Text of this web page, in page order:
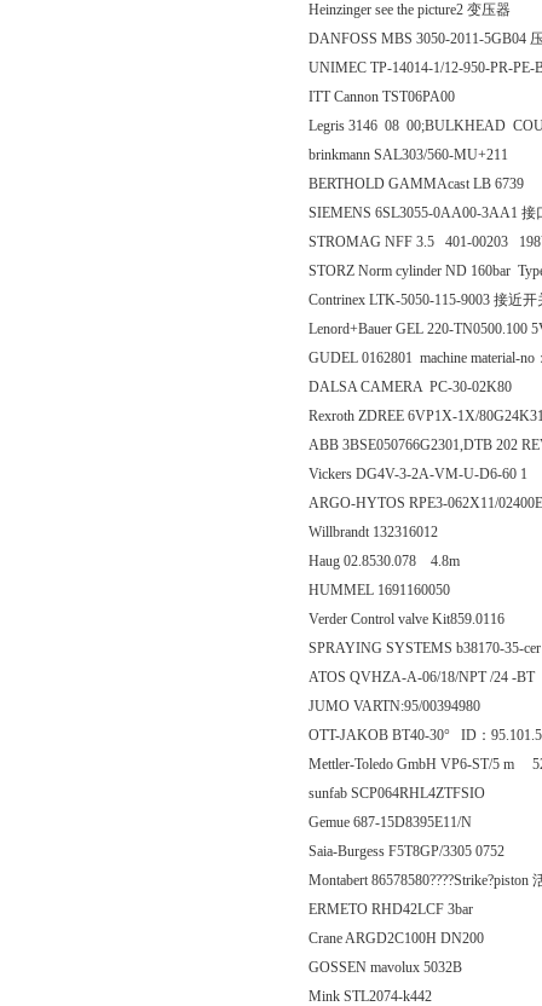
Heinzinger see the picture2 变压器
DANFOSS MBS 3050-2011-5GB04
UNIMEC TP-14014-1/12-950-PR-
ITT Cannon TST06PA00
Legris 3146 08 00;BULKHEAD
brinkmann SAL303/560-MU+211
BERTHOLD GAMMAcast LB 6739
SIEMENS 6SL3055-0AA00-3AA1 接
STROMAG NFF 3.5 401-00203
STORZ Norm cylinder ND 160bar
Contrinex LTK-5050-115-9003 接近开
Lenord+Bauer GEL 220-TN0500.100
GUDEL 0162801 machine material-no
DALSA CAMERA PC-30-02K80
Rexroth ZDREE 6VP1X-1X/
ABB 3BSE050766G2301,DTB 202
Vickers DG4V-3-2A-VM-U-D6-60 1
ARGO-HYTOS RPE3-062X11/
Willbrandt 132316012
Haug 02.8530.078 4.8m
HUMMEL 1691160050
Verder Control valve Kit859.0116
SPRAYING SYSTEMS b38170-35-
ATOS QVHZA-A-06/18/NPT /24 -
JUMO VARTN:95/00394980
OTT-JAKOB BT40-30° ID：
Mettler-Toledo GmbH VP6-ST/5 m
sunfab SCP064RHL4ZTFSIO
Gemue 687-15D8395E11/N
Saia-Burgess F5T8GP/3305 0752
Montabert 86578580????Strike?piston
ERMETO RHD42LCF 3bar
Crane ARGD2C100H DN200
GOSSEN mavolux 5032B
Mink STL2074-k442